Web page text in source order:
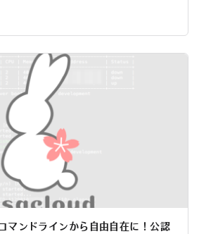
マンドラインから自由自在に！公認